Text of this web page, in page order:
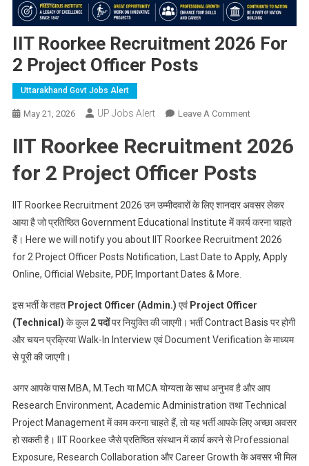
IIT Roorkee Recruitment 2026 For
2 Project Officer Posts
Uttarakhand Govt Jobs Alert
May 21, 2026 UP Jobs Alert Leave A CommentOn
Roorkee
2026
2
Project
Officer
Posts
IIT Roorkee Recruitment 2026
for 2 Project Officer Posts
IIT Roorkee Recruitment 2026 उन उम्मीदवारों के लिए शानदार अवसर लेकर
आया है जो प्रतिष्ठित Government Educational Institute में कार्य करना चाहते
हैं। Here we will notify you about IIT Roorkee Recruitment 2026
for 2 Project Officer Posts Notification, Last Date to Apply, Apply
Online, Official Website, PDF, Important Dates & More.
इस भर्ती के तहत Project Officer (Admin.) एवं Project Officer
(Technical) के कुल2 पदोंपर नियुक्ति की जाएगी। भर्ती Contract Basis पर होगी
और चयन प्रक्रिया Walk-In Interview एवं Document Verification के माध्यम
से पूरी की जाएगी।
अगर आपके पास MBA, M.Tech या MCA योग्यता के साथ अनुभव है और आप
Research Environment, Academic Administration तथा Technical
Project Management में काम करना चाहते हैं, तो यह भर्ती आपके लिए अच्छा अवसर
हो सकती है। IIT Roorkee जैसे प्रतिष्ठित संस्थान में कार्य करने से Professional
Exposure, Research Collaboration और Career Growth के अवसर भी मिल